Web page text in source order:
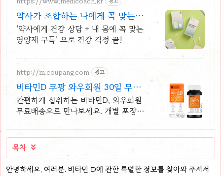
약사가 조합하는 나에게 꼭 맞는
맞춤형 영양제.
'약사에게 건강 상담 + 내 몸에 꼭 맞는
영양제 구독' 으로 건강 걱정 끝!
http://m.coupang.com 광고
비타민D 쿠팡 와우회원 30일 무료
반품
간편하게 섭취하는 비타민D, 와우회원
무료배송으로 만나보세요. 개별 포장으
목차 
안녕하세요, 여러분. 비타민 D에 관한 특별한 정보를 찾아와 주셔서